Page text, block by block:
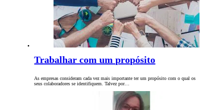
Trabalhar com um propósito
As empresas consideram cada vez mais importante ter um propósito com o qual os
seus colaboradores se identifiquem. Talvez por…